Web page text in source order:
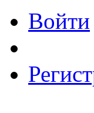
Войти